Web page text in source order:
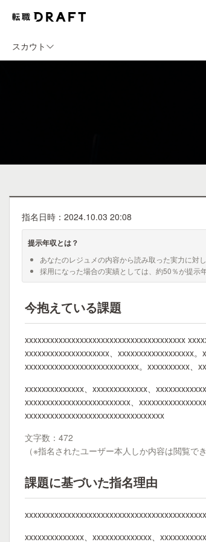
スカウト
指名日時：2024.10.03 20:08
提示年収とは？
あなたのレジュメの内容から読み取った実力に対
採用になった場合の実績としては、約50％が提示
今抱えている課題
xxxxxxxxxxxxxxxxxxxxxxxxxxxxxxxxxxxxxx
xxxxxxxxxxxxxxxxxxxx、xxxxxxxxxxxxxxxxxx
xxxxxxxxxxxxxxxxxxxxxxxxxxx。xxxxxxxxxx、
xxxxxxxxxxxxxx、xxxxxxxxxxxxx、
xxxxxxxxxxxxxxxxxxxxxxxxx、
xxxxxxxxxxxxxxxxxxxxxxxxxxxxxxxxx
文字数：472
（※指名されたユーザー本人しか内容は閲覧で
課題に基づいた指名理由
xxxxxxxxxxxxxx、xxxxxxxxxxxxxx、